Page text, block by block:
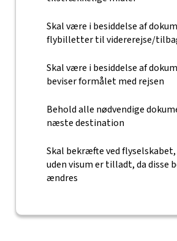
Skal være i besiddelse af
flybilletter til vidererejse/
Skal være i besiddelse af
beviser formålet med rejsen
Behold alle nødvendige
næste destination
Skal bekræfte ved
uden visum er tilladt, da disse
ændres